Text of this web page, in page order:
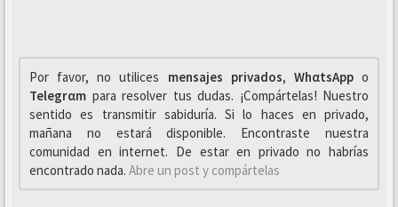
Por favor, no utilices mensajes privados, WhαtsAppo
Telegrαm para resolver tus dudas. ¡Compártelas! Nuestro
sentido es transmitir sabiduría. Si lo haces en privado,
mañana no estará disponible. Encontraste nuestra
comunidad en internet. De estar en privado no habrías
encontrado nada. Abre un post y compártelas